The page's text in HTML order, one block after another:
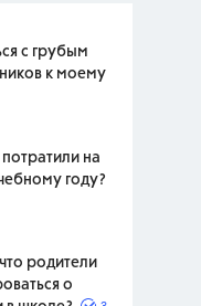
с грубым
к моему
на
году?
родители
о